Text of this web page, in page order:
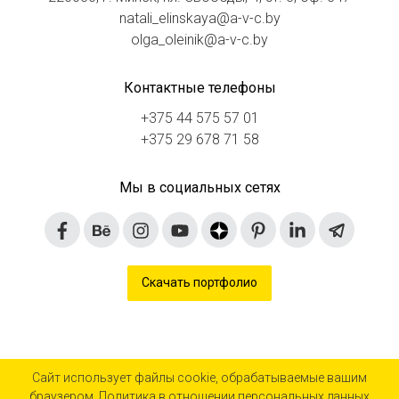
natali_elinskaya@a-v-c.by
olga_oleinik@a-v-c.by
Контактные телефоны
+375 44 575 57 01
+375 29 678 71 58
Мы в социальных сетях
Скачать портфолио
Сайт использует файлы cookie, обрабатываемые вашим